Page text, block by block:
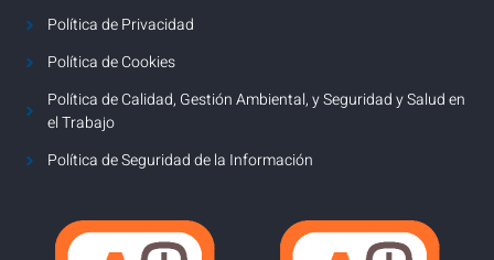
Política de Privacidad
Política de Cookies
Política de Calidad, Gestión Ambiental, y Seguridad y Salud en
el Trabajo
Política de Seguridad de la Información